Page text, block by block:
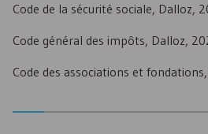
Code de la sécurité sociale, Dalloz,
Code général des impôts, Dalloz,
Code des associations et